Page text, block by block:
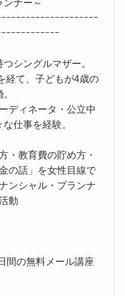
ンナー～
ｰｰｰｰｰｰｰｰｰｰｰｰｰｰｰｰｰｰｰ
ｰｰｰｰｰｰｰｰｰｰｰ
シングルマザー。
経て、子どもが4歳の
ディネータ・公立中
仕事を経験。
・教育費の貯め方・
の話」を女性目線で
ンシャル・プランナ
動
ール講座